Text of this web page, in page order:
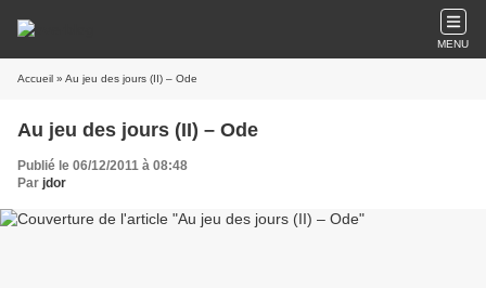
MENU
Accueil » Au jeu des jours (II) – Ode
Au jeu des jours (II) – Ode
Publié le 06/12/2011 à 08:48
Par jdor